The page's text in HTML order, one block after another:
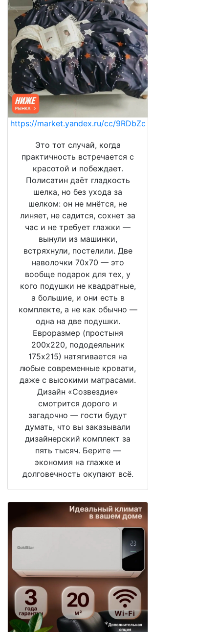
https://market.yandex.ru/cc/9RDbZc
Это тот случай, когда
практичность встречается с
красотой и побеждает.
Полисатин даёт гладкость
шелка, но без ухода за
шелком: он не мнётся, не
линяет, не садится, сохнет за
час и не требует глажки —
вынули из машинки,
встряхнули, постелили. Две
наволочки 70х70 — это
вообще подарок для тех, у
кого подушки не квадратные,
а большие, и они есть в
комплекте, а не как обычно —
одна на две подушки.
Евроразмер (простыня
200х220, пододеяльник
175х215) натягивается на
любые современные кровати,
даже с высокими матрасами.
Дизайн «Созвездие»
смотрится дорого и
загадочно — гости будут
думать, что вы заказывали
дизайнерский комплект за
пять тысяч. Берите —
экономия на глажке и
долговечность окупают всё.